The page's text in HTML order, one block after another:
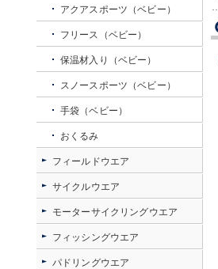
アクアスポーツ（ベビー）
フリース（ベビー）
保温材入り（ベビー）
スノースポーツ（ベビー）
手袋（ベビー）
おくるみ
フィールドウエア
サイクルウエア
モーターサイクリングウエア
フィッシングウエア
パドリングウエア